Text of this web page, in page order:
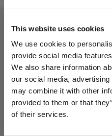
This website uses cookies
We use cookies to
provide social media
We also share information
our social media,
may combine it with other
provided to them or that
of their services.
Il programma
ai seguenti